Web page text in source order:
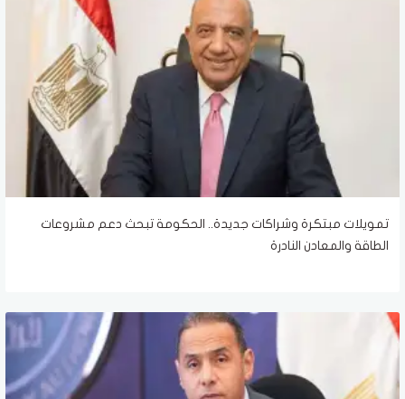
تمويلات مبتكرة وشراكات جديدة.. الحكومة تبحث دعم مشروعات
الطاقة والمعادن النادرة